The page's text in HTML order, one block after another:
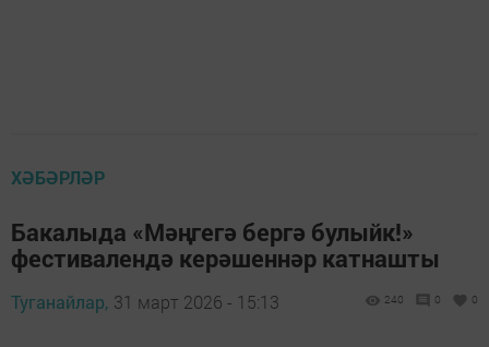
ХӘБӘРЛӘР
Бакалыда «Мәңгегә бергә булыйк!»
фестивалендә керәшеннәр катнашты
Туганайлар, 31 март 2026 - 15:13 240 0 0